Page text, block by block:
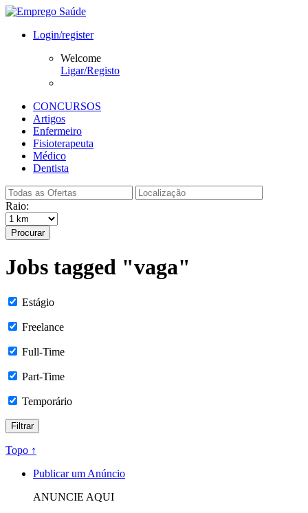
Login/register
Welcome
Ligar/Registo
CONCURSOS
Artigos
Enfermeiro
Fisioterapeuta
Médico
Dentista
Raio:
Procurar
Jobs tagged "vaga"
Estágio
Freelance
Full-Time
Part-Time
Temporário
Topo ↑
Publicar um Anúncio
ANUNCIE AQUI